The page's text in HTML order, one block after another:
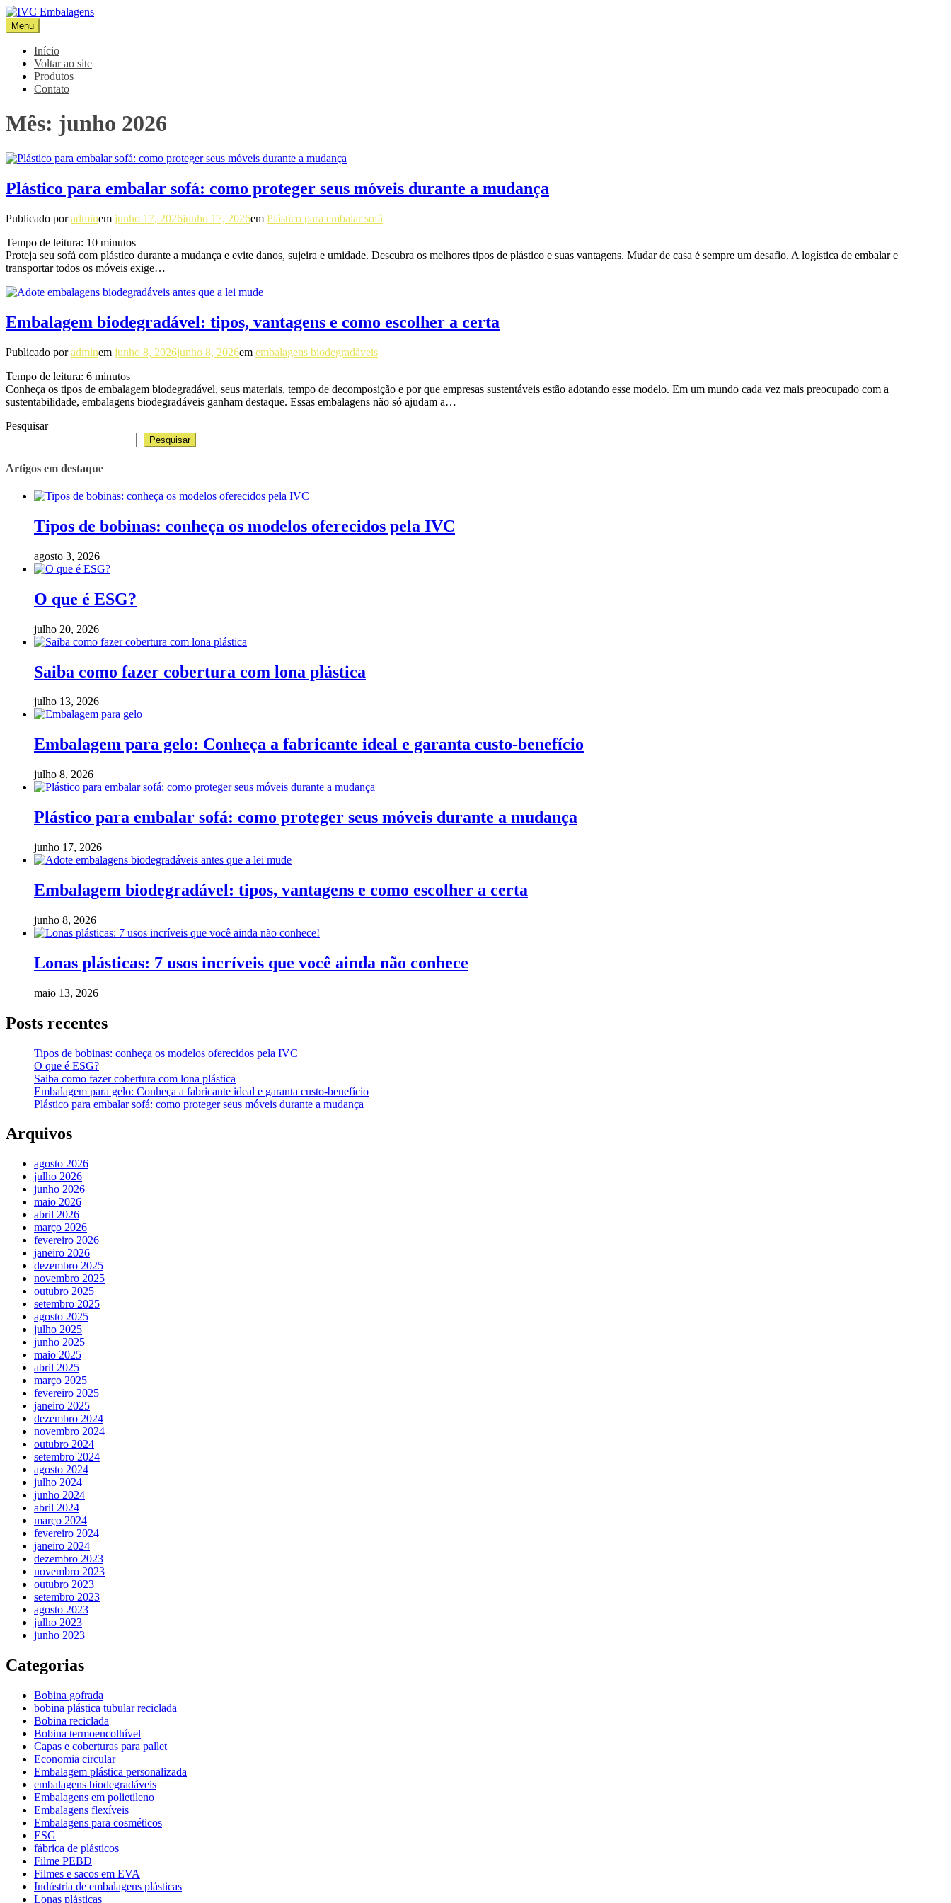
Pular
para
o
conteúdo
IVC Embalagens
Blog IVC
Menu
Início
Voltar ao site
Produtos
Contato
Mês: junho 2026
Plástico para embalar sofá: como proteger seus móveis durante a mudança
Publicado poradminem junho 17, 2026junho 17, 2026em Plástico para embalar sofá
Tempo de leitura: 10 minutos
Proteja seu sofá com plástico durante a mudança e evite danos, sujeira e umidade. Descubra os melhores tipos de plástico e suas vantagens. Mudar de casa é sempre um desafio. A logística de embalar e
transportar todos os móveis exige…
Embalagem biodegradável: tipos, vantagens e como escolher a certa
Publicado poradminem junho 8, 2026junho 8, 2026em embalagens biodegradáveis
Tempo de leitura: 6 minutos
Conheça os tipos de embalagem biodegradável, seus materiais, tempo de decomposição e por que empresas sustentáveis estão adotando esse modelo. Em um mundo cada vez mais preocupado com a
sustentabilidade, embalagens biodegradáveis ganham destaque. Essas embalagens não só ajudam a…
Pesquisar
Pesquisar
Artigos em destaque
Tipos de bobinas: conheça os modelos oferecidos pela IVC
agosto 3, 2026
O que é ESG?
julho 20, 2026
Saiba como fazer cobertura com lona plástica
julho 13, 2026
Embalagem para gelo: Conheça a fabricante ideal e garanta custo-benefício
julho 8, 2026
Plástico para embalar sofá: como proteger seus móveis durante a mudança
junho 17, 2026
Embalagem biodegradável: tipos, vantagens e como escolher a certa
junho 8, 2026
Lonas plásticas: 7 usos incríveis que você ainda não conhece
maio 13, 2026
Posts recentes
Tipos de bobinas: conheça os modelos oferecidos pela IVC
O que é ESG?
Saiba como fazer cobertura com lona plástica
Embalagem para gelo: Conheça a fabricante ideal e garanta custo-benefício
Plástico para embalar sofá: como proteger seus móveis durante a mudança
Arquivos
agosto 2026
julho 2026
junho 2026
maio 2026
abril 2026
março 2026
fevereiro 2026
janeiro 2026
dezembro 2025
novembro 2025
outubro 2025
setembro 2025
agosto 2025
julho 2025
junho 2025
maio 2025
abril 2025
março 2025
fevereiro 2025
janeiro 2025
dezembro 2024
novembro 2024
outubro 2024
setembro 2024
agosto 2024
julho 2024
junho 2024
abril 2024
março 2024
fevereiro 2024
janeiro 2024
dezembro 2023
novembro 2023
outubro 2023
setembro 2023
agosto 2023
julho 2023
junho 2023
Categorias
Bobina gofrada
bobina plástica tubular reciclada
Bobina reciclada
Bobina termoencolhível
Capas e coberturas para pallet
Economia circular
Embalagem plástica personalizada
embalagens biodegradáveis
Embalagens em polietileno
Embalagens flexíveis
Embalagens para cosméticos
ESG
fábrica de plásticos
Filme PEBD
Filmes e sacos em EVA
Indústria de embalagens plásticas
Lonas plásticas